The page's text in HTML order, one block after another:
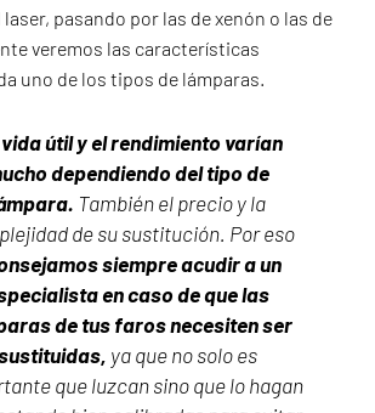
pasando por las de xenón o las de
veremos las características
uno de los tipos de lámparas.
útil y el rendimiento varían
dependiendo del tipo de
También el precio y la
de su sustitución. Por eso
siempre acudir a un
en caso de que las
de tus faros necesiten ser
ya que no solo es
que luzcan sino que lo hagan